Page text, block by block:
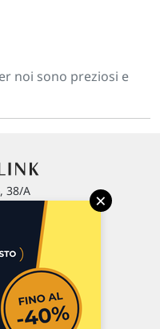
noi sono preziosi e
38/A
401
×